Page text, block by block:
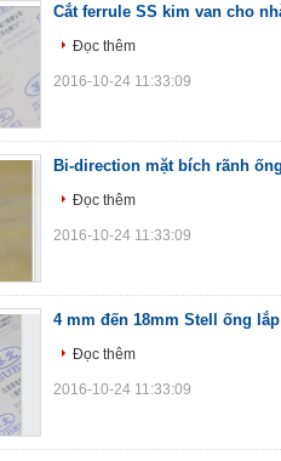
Cắt ferrule SS kim van cho
Đọc thêm
2016-10-24 11:33:09
Bi-direction mặt bích rãnh
Đọc thêm
2016-10-24 11:33:09
4 mm đến 18mm Stell ống
Đọc thêm
2016-10-24 11:33:09